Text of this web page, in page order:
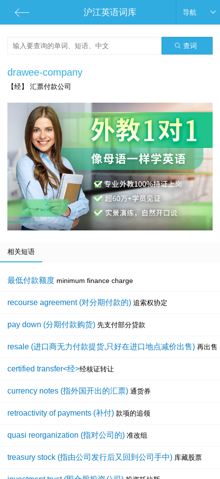
沪江英语词库 导航
查词
drawee-company
【经】 汇票付款公司
相关短语
最低付款额度 minimum finance charge
recourse agreement (对分期付款的) 追索权协定
pay down (分期付款购货) 先支付部分贷款
resale (进口商无力付款提货,只好在进口地点减价出售) 再出售
certified transfer<经>经核证转让
currency notes (指外国开出的汇票) 通货券
retroactivity of payments (补付) 款项的追领
quasi reorganization (指对公司的) 准改组
treasury stock (指由公司发行后又回到公司手中) 库藏股票